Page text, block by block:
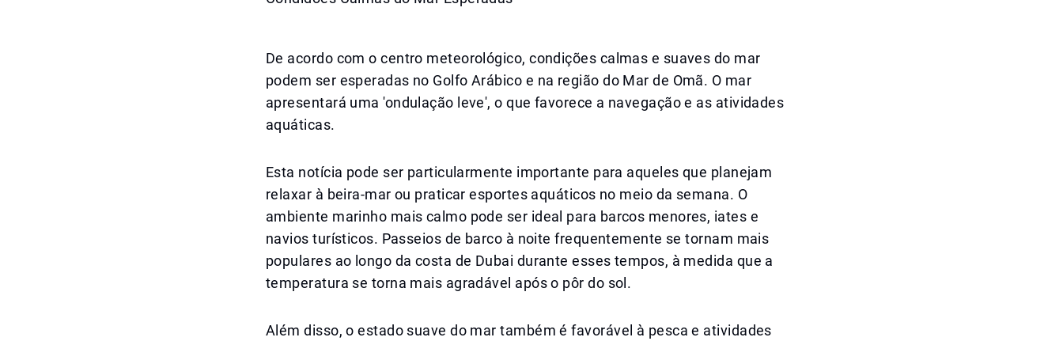
De acordo com o centro meteorológico, condições calmas e suaves do mar
podem ser esperadas no Golfo Arábico e na região do Mar de Omã. O mar
apresentará uma 'ondulação leve', o que favorece a navegação e as atividades
aquáticas.
Esta notícia pode ser particularmente importante para aqueles que planejam
relaxar à beira-mar ou praticar esportes aquáticos no meio da semana. O
ambiente marinho mais calmo pode ser ideal para barcos menores, iates e
navios turísticos. Passeios de barco à noite frequentemente se tornam mais
populares ao longo da costa de Dubai durante esses tempos, à medida que a
temperatura se torna mais agradável após o pôr do sol.
Além disso, o estado suave do mar também é favorável à pesca e atividades